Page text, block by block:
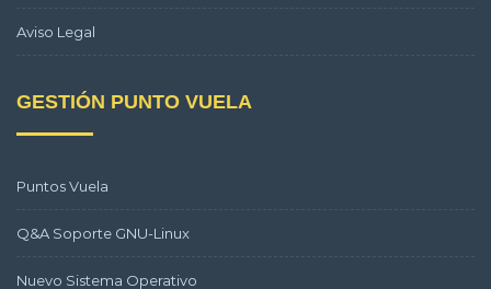
Aviso Legal
GESTIÓN PUNTO VUELA
Puntos Vuela
Q&A Soporte GNU-Linux
Nuevo Sistema Operativo